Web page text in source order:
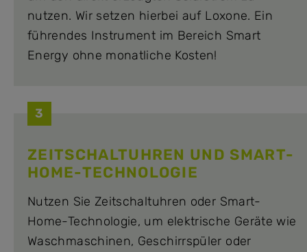
nutzen. Wir setzen hierbei auf Loxone. Ein
führendes Instrument im Bereich Smart
Energy ohne monatliche Kosten!
3
ZEITSCHALTUHREN UND SMART-
HOME-TECHNOLOGIE
Nutzen Sie Zeitschaltuhren oder Smart-
Home-Technologie, um elektrische Geräte wie
Waschmaschinen, Geschirrspüler oder